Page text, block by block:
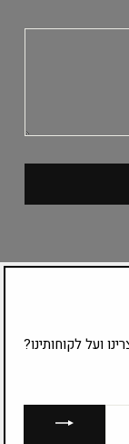
ועל לקוחותינו?